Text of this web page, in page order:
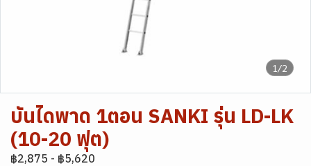
1/2
บันไดพาด 1ตอน SANKI รุ่น LD-LK
(10-20 ฟุต)
฿2,875 - ฿5,620